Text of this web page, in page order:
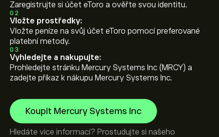
Zaregistrujte si účet eToro a ověřte svou identitu.
02
Vložte prostředky:
Vložte peníze na svůj účet eToro pomocí preferované
platební metody.
03
Vyhledejte a nakupujte:
Prohledejte stránku Mercury Systems Inc (MRCY) a
zadejte příkaz k nákupu Mercury Systems Inc.
Koupit Mercury Systems Inc
Hledáte vice informací? Prostudujte si našeho